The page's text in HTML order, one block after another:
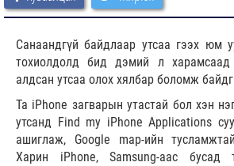
Санаандгүй байдлаар утсаа гээх юм
тохиолдолд бид дэмий л харамсаад
алдсан утсаа олох хялбар боломж
Та iPhone загварын утастай бол хэн
утсанд Find my iPhone Applications
ашиглаж, Google map-ийн
Харин iPhone, Samsung-аас бусад